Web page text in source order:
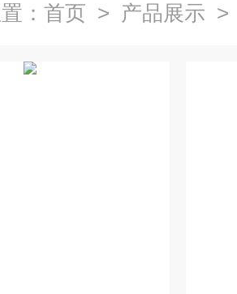
： 首页 > 产品展示